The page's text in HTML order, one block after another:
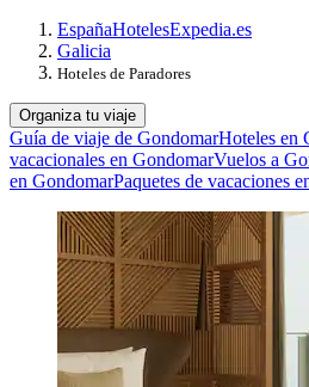
EspañaHotelesExpedia.es
Galicia
Hoteles de Paradores
Organiza tu viaje
Guía de viaje de GondomarHoteles en
vacacionales en GondomarVuelos a
en GondomarPaquetes de vacaciones